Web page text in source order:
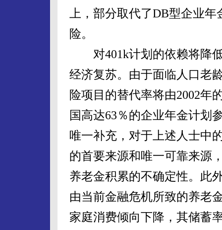
上，部分取代了DB型企业
险。
对401k计划的依赖将降低
经济复苏。由于面临人口老
险项目的替代率将由2002年
国高达63％的企业年金计划
唯一补充，对于上述人士中
的首要来源和唯一可靠来源
养老金积累的不确定性。此
由当前金融危机所致的养老
家庭消费倾向下降，其储蓄